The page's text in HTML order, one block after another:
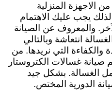
الاجهزة المنزلية
يجب عليك الاهتمام
والمعروف عن الصيانة
انتعاشة وبالتالي
والكفاءة التي نريدها. من
صيانة غسالات الكتروستار
الغسالة. بشكل جيد
الدورية المختص.